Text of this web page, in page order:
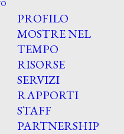
PROFILO
MOSTRE NEL
TEMPO
RISORSE
SERVIZI
RAPPORTI
STAFF
PARTNERSHIP